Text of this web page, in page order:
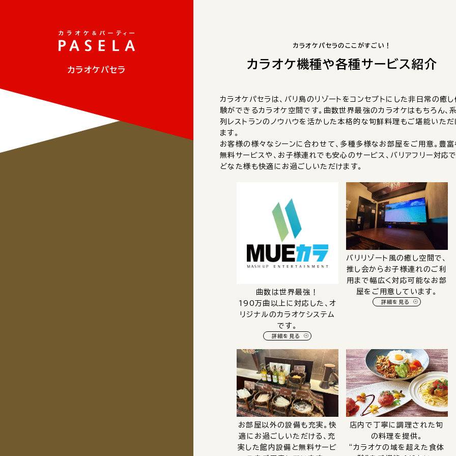
カラオケパセラ
カラオケパセラのここがすごい！
カラオケ機種や各種サービス紹介
カラオケパセラは、バリ島のリゾートをコンセプトにした非日常の癒し
験ができるカラオケ空間です。曲数世界最強のカラオケはもちろん、
列レストランのノウハウを活かした本格的な旬鮮料理もご堪能いただ
ます。
お客様の様々なシーンに合わせて、多種多様なお部屋をご用意。豊
無料サービスや、お子様連れでも安心のサービス、バリアフリー対応で
どなた様も快適にお過ごしいただけます。
曲数は世界最強！
190万曲以上に対応した、オ
リジナルのカラオケシステム
です。
詳細を見る
バリリゾート風の癒し空間で、
推し会からお子様連れのご利
用まで幅広く対応可能なお部
屋をご用意しています。
詳細を見る
お部屋以外の設備も充実。快
適にお過ごしいただける、充
実した館内設備と無料サービ
店内で丁寧に調理された旬
の料理を提供。
“カラオケの域を超えた食体